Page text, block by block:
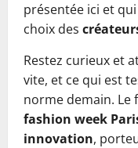
présentée ici et
choix des
Restez curieux et
vite, et ce qui est
norme demain. Le
fashion week
innovation,